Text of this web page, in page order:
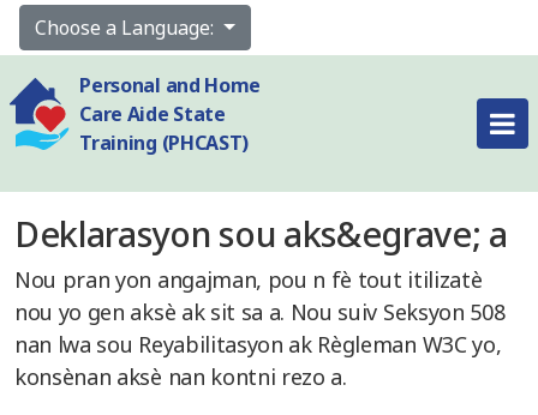
Choose a Language:
Personal and Home
Care Aide State
Training (PHCAST)
Deklarasyon sou aks&egrave; a
Nou pran yon angajman, pou n fè tout itilizatè
nou yo gen aksè ak sit sa a. Nou suiv Seksyon 508
nan lwa sou Reyabilitasyon ak Règleman W3C yo,
konsènan aksè nan kontni rezo a.